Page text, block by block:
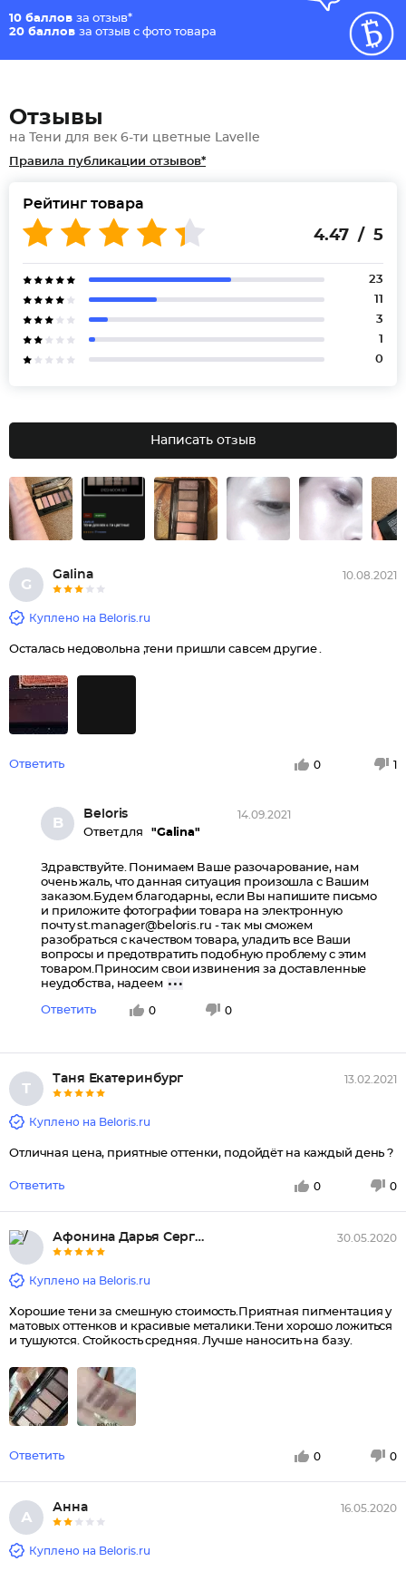
10 баллов за отзыв*
20 баллов за отзыв с фото товара
Отзывы
на Тени для век 6-ти цветные Lavelle
Правила публикации отзывов*
Рейтинг товара
4.47 / 5
23
11
3
1
0
Написать отзыв
G
Gаlinа 10.08.2021
Куплено на Beloris.ru
Осталась недовольна ,тени пришли савсем другие .
Ответить 0 1
B
Beloris
Ответ для "Gаlinа"
14.09.2021
Здравствуйте. Понимаем Ваше разочарование, нам
очень жаль, что данная ситуация произошла с Вашим
заказом.Будем благодарны, если Вы напишите письмо
и приложите фотографии товара на электронную
почту st.manager@beloris.ru - так мы сможем
разобраться с качеством товара, уладить все Ваши
вопросы и предотвратить подобную проблему с этим
товаром.Приносим свои извинения за доставленные
неудобства, надеем
Ответить 0 0
Т
Таня Екатеринбург 13.02.2021
Куплено на Beloris.ru
Отличная цена, приятные оттенки, подойдёт на каждый день ?
Ответить 0 0
Афонина Дарья Сергеевна 30.05.2020
Куплено на Beloris.ru
Хорошие тени за смешную стоимость.Приятная пигментация у
матовых оттенков и красивые металики.Тени хорошо ложиться
и тушуются. Стойкость средняя. Лучше наносить на базу.
Ответить 0 0
А
Анна 16.05.2020
Куплено на Beloris.ru